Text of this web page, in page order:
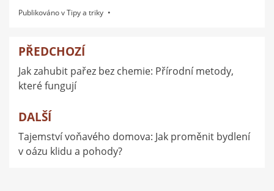
Publikováno vTipy a triky
Navigace
pro
příspěvek
PŘEDCHOZÍ
Jak zahubit pařez bez chemie: Přírodní metody,
které fungují
DALŠÍ
Tajemství voňavého domova: Jak proměnit bydlení
v oázu klidu a pohody?